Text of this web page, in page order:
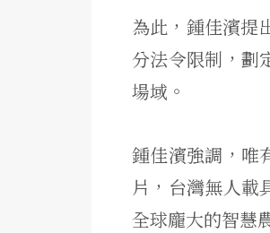
為此，鍾佳濱提
分法令限制，劃
場域。
鍾佳濱強調，唯
片，台灣無人載
全球龐大的智慧